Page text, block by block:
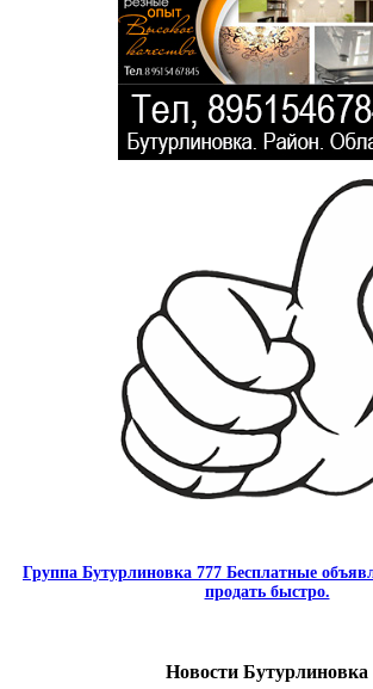
Группа Бутурлиновка 777 Бесплатные
продать быстро.
Новости Бутурлиновка